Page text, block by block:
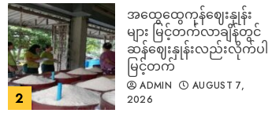
2
အထွေထွေကုန်ဈေးနှုန်း
များ မြင့်တက်လာချိန်တွင်
ဆန်ဈေးနှုန်းလည်းလိုက်ပါ
မြင့်တက်
ADMIN
AUGUST 7,
2026